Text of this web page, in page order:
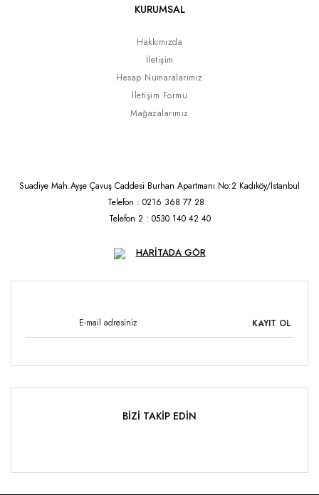
KURUMSAL
Hakkımızda
İletişim
Hesap Numaralarımız
İletişim Formu
Mağazalarımız
Suadiye Mah.Ayşe Çavuş Caddesi Burhan Apartmanı No:2 Kadıköy/İstanbul
Telefon : 0216 368 77 28
Telefon 2 : 0530 140 42 40
HARİTADA GÖR
KAYIT OL
BİZİ TAKİP EDİN